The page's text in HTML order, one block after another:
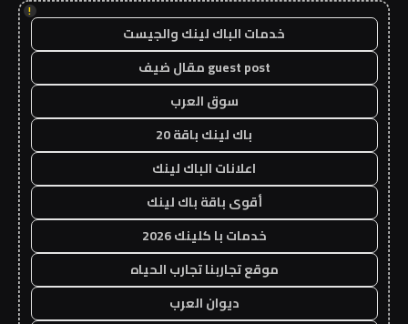
!
خدمات الباك لينك والجيست
guest post مقال ضيف
سوق العرب
باك لينك باقة 20
اعلانات الباك لينك
أقوى باقة باك لينك
خدمات با كلينك 2026
موقع تجاربنا تجارب الحياه
ديوان العرب